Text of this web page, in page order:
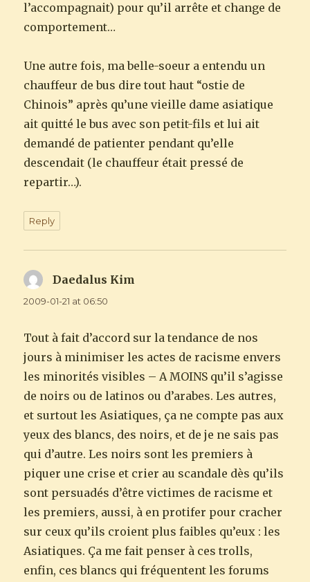
l’accompagnait) pour qu’il arrête et change de
comportement…
Une autre fois, ma belle-soeur a entendu un
chauffeur de bus dire tout haut “ostie de
Chinois” après qu’une vieille dame asiatique
ait quitté le bus avec son petit-fils et lui ait
demandé de patienter pendant qu’elle
descendait (le chauffeur était pressé de
repartir…).
Reply
Daedalus Kim
2009-01-21 at 06:50
Tout à fait d’accord sur la tendance de nos
jours à minimiser les actes de racisme envers
les minorités visibles – A MOINS qu’il s’agisse
de noirs ou de latinos ou d’arabes. Les autres,
et surtout les Asiatiques, ça ne compte pas aux
yeux des blancs, des noirs, et de je ne sais pas
qui d’autre. Les noirs sont les premiers à
piquer une crise et crier au scandale dès qu’ils
sont persuadés d’être victimes de racisme et
les premiers, aussi, à en protifer pour cracher
sur ceux qu’ils croient plus faibles qu’eux : les
Asiatiques. Ça me fait penser à ces trolls,
enfin, ces blancs qui fréquentent les forums